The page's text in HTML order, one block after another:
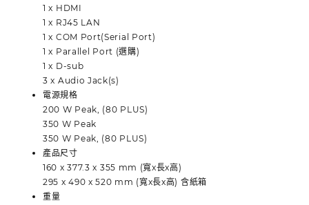
1 x HDMI
1 x RJ45 LAN
1 x COM Port(Serial Port)
1 x Parallel Port (選購)
1 x D-sub
3 x Audio Jack(s)
電源規格
200 W Peak, (80 PLUS)
350 W Peak
350 W Peak, (80 PLUS)
產品尺寸
160 x 377.3 x 355 mm (寬x長x高)
295 x 490 x 520 mm (寬x長x高) 含紙箱
重量